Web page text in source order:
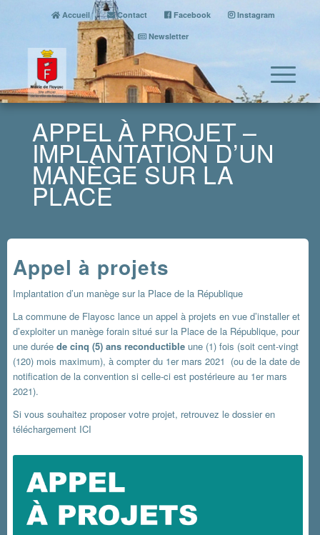
Accueil Contact Facebook
Instagram
Newsletter
APPEL À PROJET –
IMPLANTATION D’UN
MANÈGE SUR LA
PLACE
Appel à projets
Implantation d’un manège sur la Place de la République
La commune de Flayosc lance un appel à projets en vue d’installer et
d’exploiter un manège forain situé sur la Place de la République, pour
une duréede cinq (5) ans reconductible une (1) fois (soit cent-vingt
(120) mois maximum), à compter du 1er mars 2021 (ou de la date de
notification de la convention si celle-ci est postérieure au 1er mars
2021).
Si vous souhaitez proposer votre projet, retrouvez le dossier en
téléchargement ICI